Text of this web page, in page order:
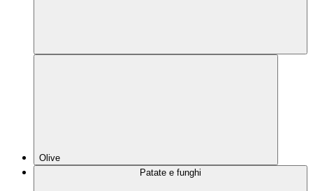
Olive
Patate e funghi